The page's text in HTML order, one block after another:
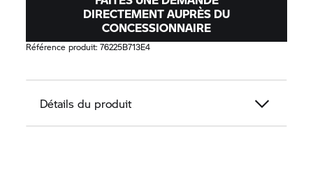
DIRECTEMENT AUPRÈS DU
CONCESSIONNAIRE
Référence produit:76225B713E4
Détails du produit